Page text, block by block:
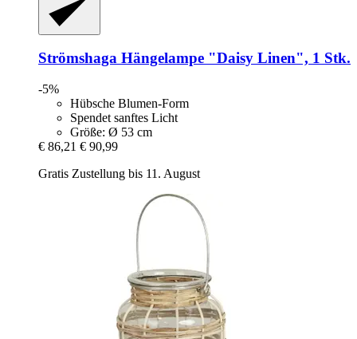
Strömshaga Hängelampe "Daisy Linen", 1 Stk.
-5%
Hübsche Blumen-Form
Spendet sanftes Licht
Größe: Ø 53 cm
€ 86,21 € 90,99
Gratis Zustellung bis 11. August